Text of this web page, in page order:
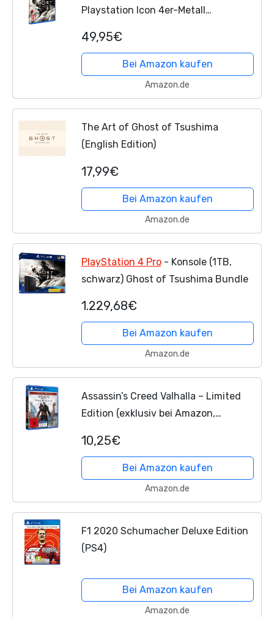
Playstation Icon 4er-Metall
49,95€
Bei Amazon kaufen
Amazon.de
The Art of Ghost of Tsushima
(English Edition)
17,99€
Bei Amazon kaufen
Amazon.de
PlayStation 4 Pro- Konsole (1TB,
schwarz) Ghost of Tsushima Bundle
1.229,68€
Bei Amazon kaufen
Amazon.de
Assassin’s Creed Valhalla – Limited
Edition (exklusiv bei Amazon,
10,25€
Bei Amazon kaufen
Amazon.de
F1 2020 Schumacher Deluxe Edition
(PS4)
Bei Amazon kaufen
Amazon.de